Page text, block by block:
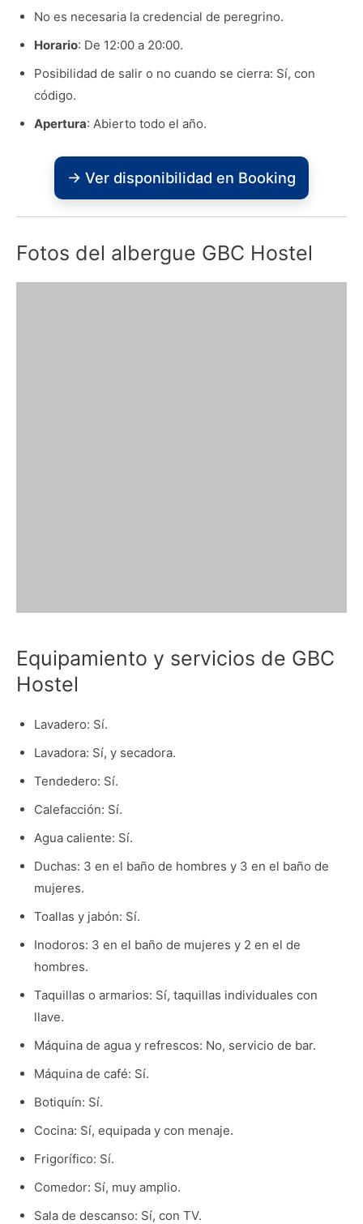
No es necesaria la credencial de peregrino.
Horario: De 12:00 a 20:00.
Posibilidad de salir o no cuando se cierra: Sí, con
código.
Apertura: Abierto todo el año.
→ Ver disponibilidad en Booking
Fotos del albergue GBC Hostel
Equipamiento y servicios de GBC
Hostel
Lavadero: Sí.
Lavadora: Sí, y secadora.
Tendedero: Sí.
Calefacción: Sí.
Agua caliente: Sí.
Duchas: 3 en el baño de hombres y 3 en el baño de
mujeres.
Toallas y jabón: Sí.
Inodoros: 3 en el baño de mujeres y 2 en el de
hombres.
Taquillas o armarios: Sí, taquillas individuales con
llave.
Máquina de agua y refrescos: No, servicio de bar.
Máquina de café: Sí.
Botiquín: Sí.
Cocina: Sí, equipada y con menaje.
Frigorífico: Sí.
Comedor: Sí, muy amplio.
Sala de descanso: Sí, con TV.